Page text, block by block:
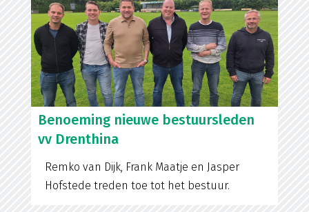
Benoeming nieuwe bestuursleden
vv Drenthina
Remko van Dijk, Frank Maatje en Jasper
Hofstede treden toe tot het bestuur.